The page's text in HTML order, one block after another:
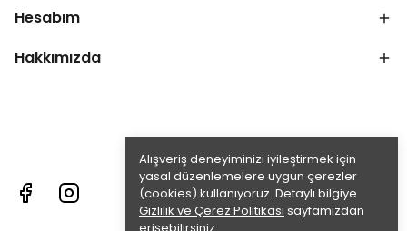
Alışveriş deneyiminizi iyileştirmek için
yasal düzenlemelere uygun çerezler
(cookies) kullanıyoruz. Detaylı bilgiye
Gizlilik ve Çerez Politikası sayfamızdan
Hesabım
Hakkımızda